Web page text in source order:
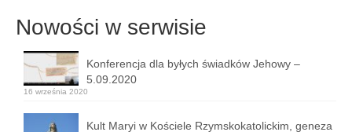
Nowości w serwisie
Konferencja dla byłych świadków Jehowy –
5.09.2020
16 września 2020
Kult Maryi w Kościele Rzymskokatolickim, geneza